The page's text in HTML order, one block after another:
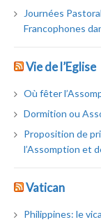
Journées
Francophones
Vie de l’Eglise
Où fêter
Dormition ou
Proposition de
l’Assomption et
Vatican
Philippines: le